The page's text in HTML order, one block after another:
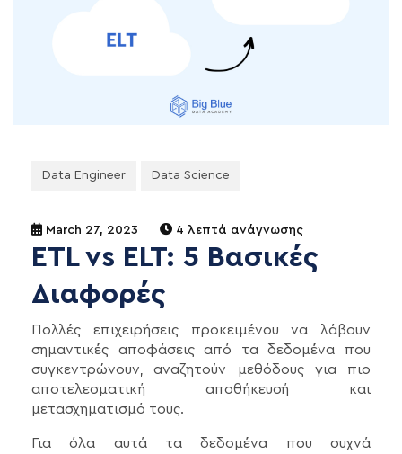
Data Engineer Data Science
March 27, 2023 4 λεπτά ανάγνωσης
ETL vs ELT: 5 Βασικές
Διαφορές
Πολλές επιχειρήσεις προκειμένου να λάβουν
σημαντικές αποφάσεις από τα δεδομένα που
συγκεντρώνουν, αναζητούν μεθόδους για πιο
αποτελεσματική αποθήκευσή και
μετασχηματισμό τους.
Για όλα αυτά τα δεδομένα που συχνά